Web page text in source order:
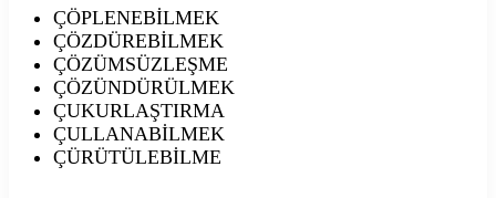
ÇÖPLENEBİLMEK
ÇÖZDÜREBİLMEK
ÇÖZÜMSÜZLEŞME
ÇÖZÜNDÜRÜLMEK
ÇUKURLAŞTIRMA
ÇULLANABİLMEK
ÇÜRÜTÜLEBİLME